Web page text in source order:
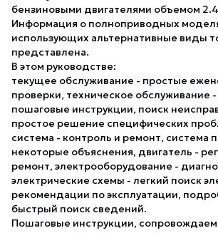
бензиновыми двигателями объемом
Информация о полноприводных
использующих альтернативные виды
представлена.
В этом руководстве:
текущее обслуживание - простые
проверки, техническое обслуживание
пошаговые инструкции, поиск
простое решение специфических
система - контроль и ремонт, система
некоторые объяснения, двигатель -
ремонт, электрооборудование -
электрические схемы - легкий поиск
рекомендации по эксплуатации,
быстрый поиск сведений.
Пошаговые инструкции,